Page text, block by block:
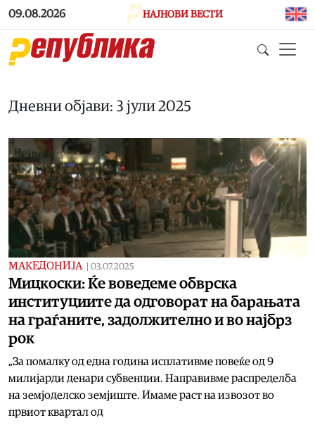
Skip to main content
09.08.2026 НАЈНОВИ ВЕСТИ
Дневни објави: 3 јули 2025
МАКЕДОНИЈА 03.07.2025
Мицкоски: Ќе воведеме обврска
институциите да одговорат на барањата
на граѓаните, задолжително и во најбрз
рок
„За помалку од една година исплативме повеќе од 9
милијарди денари субвенции. Направивме распределба
на земјоделско земјиште. Имаме раст на извозот во
првиот квартал од